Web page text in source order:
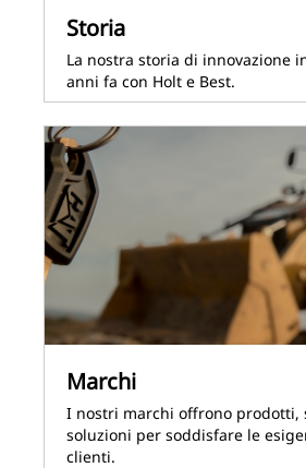
Storia
La nostra storia di innovazione
anni fa con Holt e Best.
Marchi
I nostri marchi offrono prodotti,
soluzioni per soddisfare le
clienti.